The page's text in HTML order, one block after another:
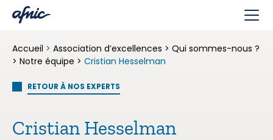
Accueil > Association d’excellences > Qui sommes-nous ?
> Notre équipe > Cristian Hesselman
RETOUR À NOS EXPERTS
Cristian Hesselman
Panneau de gestion des cookies